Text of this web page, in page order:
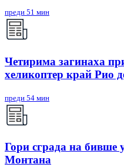
преди 51 мин
Четирима загинаха
хеликоптер край Рио
преди 54 мин
Гори сграда на бивше
Монтана